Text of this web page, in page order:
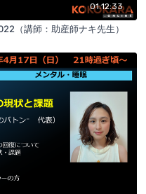
01:12:33
（講師：助産師ナキ先生）